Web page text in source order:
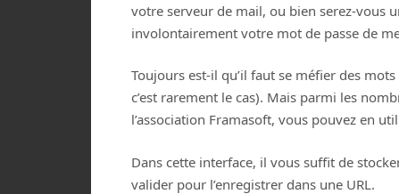
votre serveur de mail, ou bien serez-vous
involontairement votre mot de passe de
Toujours est-il qu’il faut se méfier des
c’est rarement le cas). Mais parmi les
l’association Framasoft, vous pouvez en
Dans cette interface, il vous suffit de
valider pour l’enregistrer dans une URL.